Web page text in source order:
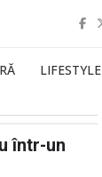
LIFESTYLE
într-un